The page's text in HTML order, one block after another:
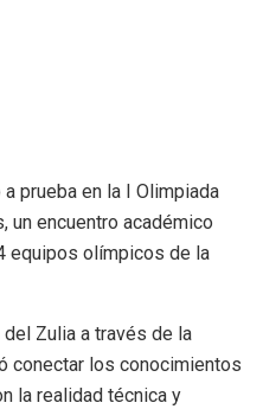
prueba en la I Olimpiada
un encuentro académico
equipos olímpicos de la
Zulia a través de la
conectar los conocimientos
la realidad técnica y